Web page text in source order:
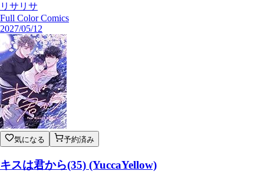
リサリサ
Full Color Comics
2027/05/12
気になる 予約済み
キスは君から(35) (YuccaYellow)